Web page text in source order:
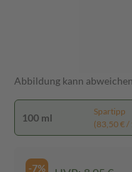
Abbildung kann abweichen
100 ml
Spartipp
(83,50 € /
-7%